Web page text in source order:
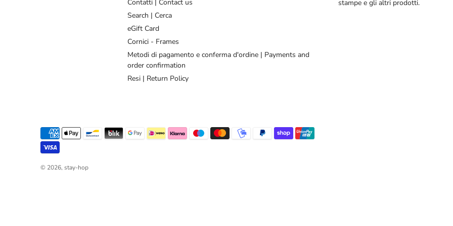
Contatti | Contact us
Search | Cerca
eGift Card
Cornici - Frames
Metodi di pagamento e conferma d'ordine | Payments and
order confirmation
Resi | Return Policy
stampe e gli altri prodotti.
© 2026, stay-hop